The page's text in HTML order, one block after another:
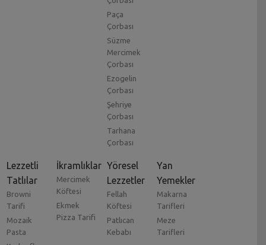
Paça
Çorbası
Süzme
Mercimek
Çorbası
Ezogelin
Çorbası
Şehriye
Çorbası
Tarhana
Çorbası
Lezzetli
Tatlılar
Browni
Tarifi
Mozaik
Pasta
İkramlıklar
Mercimek
Köftesi
Ekmek
Pizza Tarifi
Yöresel
Lezzetler
Fellah
Köftesi
Patlıcan
Kebabı
Yan
Yemekler
Makarna
Tarifleri
Meze
Tarifleri